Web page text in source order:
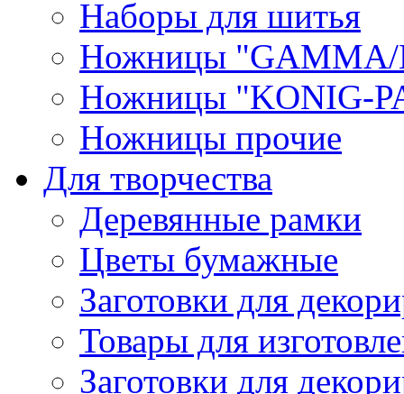
Наборы для шитья
Ножницы "GAMMA/
Ножницы "KONIG-
Ножницы прочие
Для творчества
Деревянные рамки
Цветы бумажные
Заготовки для
Товары для
Заготовки для